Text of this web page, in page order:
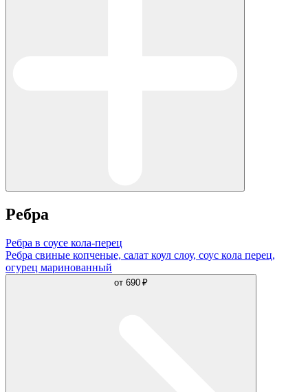
Ребра
Ребра в соусе кола-перец
Ребра свиные копченые, салат коул слоу, соус кола перец,
огурец маринованный
от 690 ₽